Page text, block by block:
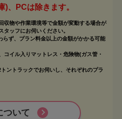
)、PCは除きます。
収物や作業環境等で金額が変動する場合が
タッフにお伺いください。
ず、プラン料金以上の金額がかかる可能
イル入りマットレス・危険物(ガス管・
ントラックでお伺いし、それぞれのプラ
ついて